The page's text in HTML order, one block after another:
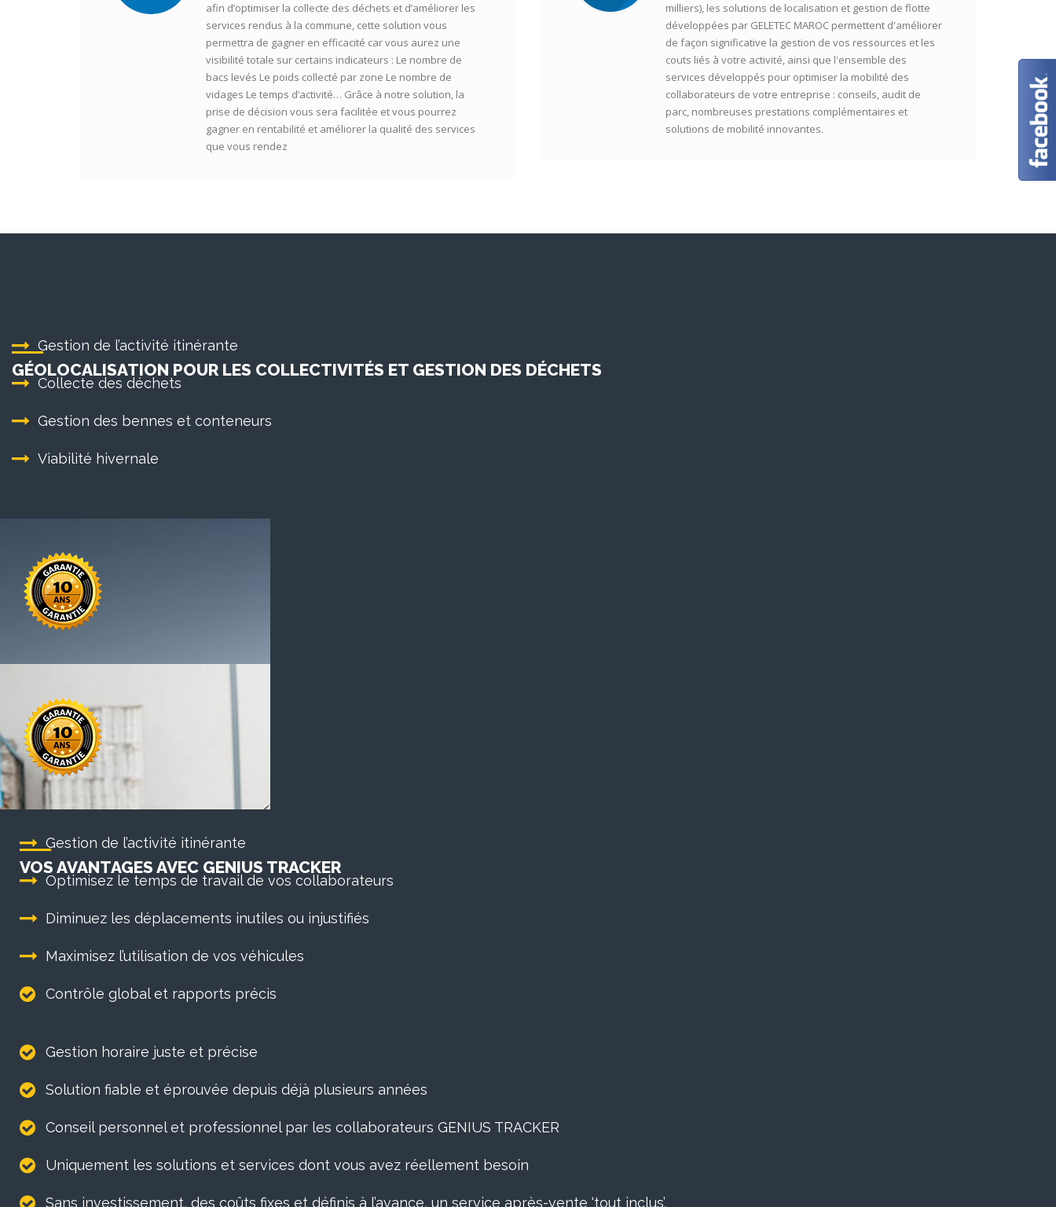
afin d’optimiser la collecte des déchets et d’améliorer les
services rendus à la commune, cette solution vous
permettra de gagner en efficacité car vous aurez une
visibilité totale sur certains indicateurs : Le nombre de
bacs levés Le poids collecté par zone Le nombre de
vidages Le temps d’activité… Grâce à notre solution, la
prise de décision vous sera facilitée et vous pourrez
gagner en rentabilité et améliorer la qualité des services
que vous rendez
milliers), les solutions de localisation et gestion de flotte
développées par GELETEC MAROC permettent d'améliorer
de façon significative la gestion de vos ressources et les
couts liés à votre activité, ainsi que l'ensemble des
services développés pour optimiser la mobilité des
collaborateurs de votre entreprise : conseils, audit de
parc, nombreuses prestations complémentaires et
solutions de mobilité innovantes.
GÉOLOCALISATION POUR LES COLLECTIVITÉS ET GESTION DES DÉCHETS
Gestion de l’activité itinérante
Collecte des déchets
Gestion des bennes et conteneurs
Viabilité hivernale
VOS AVANTAGES AVEC GENIUS TRACKER
Gestion de l’activité itinérante
Optimisez le temps de travail de vos collaborateurs
Diminuez les déplacements inutiles ou injustifiés
Maximisez l’utilisation de vos véhicules
Contrôle global et rapports précis
Gestion horaire juste et précise
Solution fiable et éprouvée depuis déjà plusieurs années
Conseil personnel et professionnel par les collaborateurs GENIUS TRACKER
Uniquement les solutions et services dont vous avez réellement besoin
Sans investissement, des coûts fixes et définis à l’avance, un service après-vente ‘tout inclus’.